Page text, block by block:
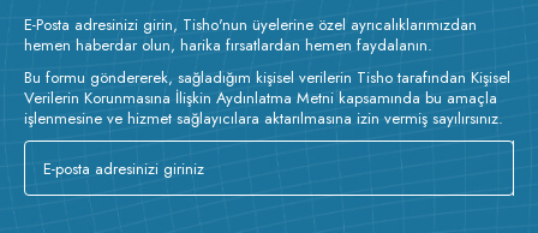
E-Posta adresinizi girin, Tisho'nun üyelerine özel ayrıcalıklarımızdan
hemen haberdar olun, harika fırsatlardan hemen faydalanın.
Bu formu göndererek, sağladığım kişisel verilerin Tisho tarafından Kişisel
Verilerin Korunmasına İlişkin Aydınlatma Metni kapsamında bu amaçla
işlenmesine ve hizmet sağlayıcılara aktarılmasına izin vermiş sayılırsınız.